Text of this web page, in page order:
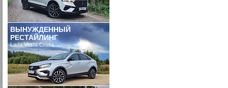
ВЫНУЖДЕННЫЙ
РЕСТАЙЛИНГ
Lada Vesta Cross